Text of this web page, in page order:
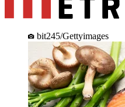
bit245/Gettyimages